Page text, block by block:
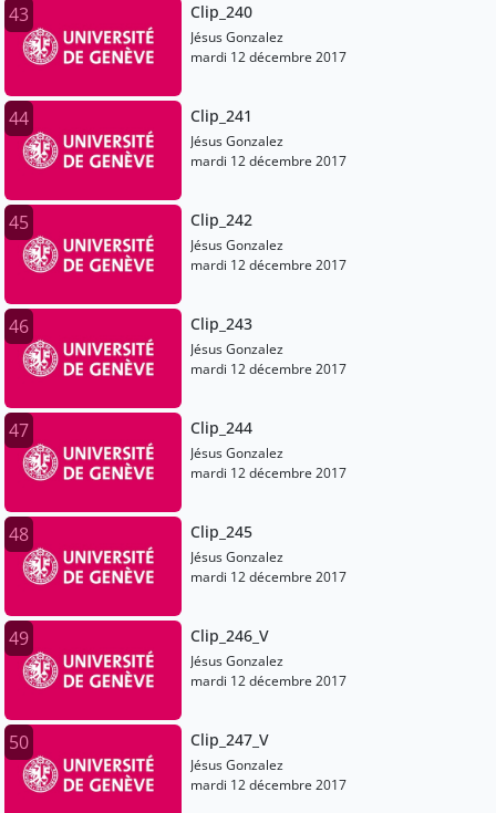
43 Clip_240
Jésus Gonzalez
mardi 12 décembre 2017
44 Clip_241
Jésus Gonzalez
mardi 12 décembre 2017
45 Clip_242
Jésus Gonzalez
mardi 12 décembre 2017
46 Clip_243
Jésus Gonzalez
mardi 12 décembre 2017
47 Clip_244
Jésus Gonzalez
mardi 12 décembre 2017
48 Clip_245
Jésus Gonzalez
mardi 12 décembre 2017
49 Clip_246_V
Jésus Gonzalez
mardi 12 décembre 2017
50 Clip_247_V
Jésus Gonzalez
mardi 12 décembre 2017